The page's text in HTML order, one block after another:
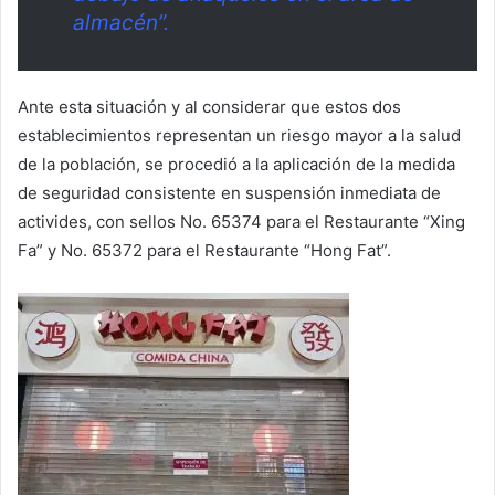
almacén”.
Ante esta situación y al considerar que estos dos
establecimientos representan un riesgo mayor a la salud
de la población, se procedió a la aplicación de la medida
de seguridad consistente en suspensión inmediata de
activides, con sellos No. 65374 para el Restaurante “Xing
Fa” y No. 65372 para el Restaurante “Hong Fat”.